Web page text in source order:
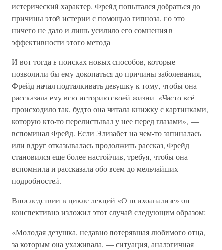
истерический характер. Фрейд попытался добраться до
причины этой истерии с помощью гипноза, но это
ничего не дало и лишь усилило его сомнения в
эффективности этого метода.
И вот тогда в поисках новых способов, которые
позволили бы ему докопаться до причины заболевания,
Фрейд начал подталкивать девушку к тому, чтобы она
рассказала ему всю историю своей жизни. «Часто всё
происходило так, будто она читала книжку с картинками,
которую кто-то перелистывал у нее перед глазами», —
вспоминал Фрейд. Если Элизабет на чем-то запиналась
или вдруг отказывалась продолжить рассказ, Фрейд
становился еще более настойчив, требуя, чтобы она
вспомнила и рассказала обо всем до мельчайших
подробностей.
Впоследствии в цикле лекций «О психоанализе» он
конспективно изложил этот случай следующим образом:
«Молодая девушка, недавно потерявшая любимого отца,
за которым она ухаживала, — ситуация, аналогичная